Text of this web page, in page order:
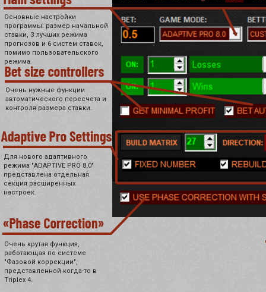
Очень крутая функция,
работающая по системе
"Фазовой коррекции",
представленной когда-то в
Triplex 4.
Для нового адаптивного
режима "ADAPTIVE PRO 8.0"
представлена отдельная
секция расширенных
настроек.
Очень нужные функции
автоматического пересчета и
контроля размера ставки.
Основные настройки
программы: размер начальной
ставки, 3 лучших режима
прогнозов и 6 систем ставок,
помимо пользовательского
режима.